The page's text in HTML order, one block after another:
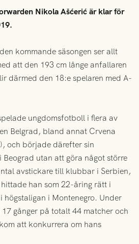
Nikola Ašćerić är klar för
kommande säsongen ser allt
att den 193 cm långe anfallaren
därmed den 18:e spelaren med A-
ungdomsfotboll i flera av
Belgrad, bland annat Crvena
och började därefter sin
utan att göra något större
avstickare till klubbar i Serbien,
han som 22-åring rätt i
högstaligan i Montenegro. Under
gånger på totalt 44 matcher och
att konkurrera om hans